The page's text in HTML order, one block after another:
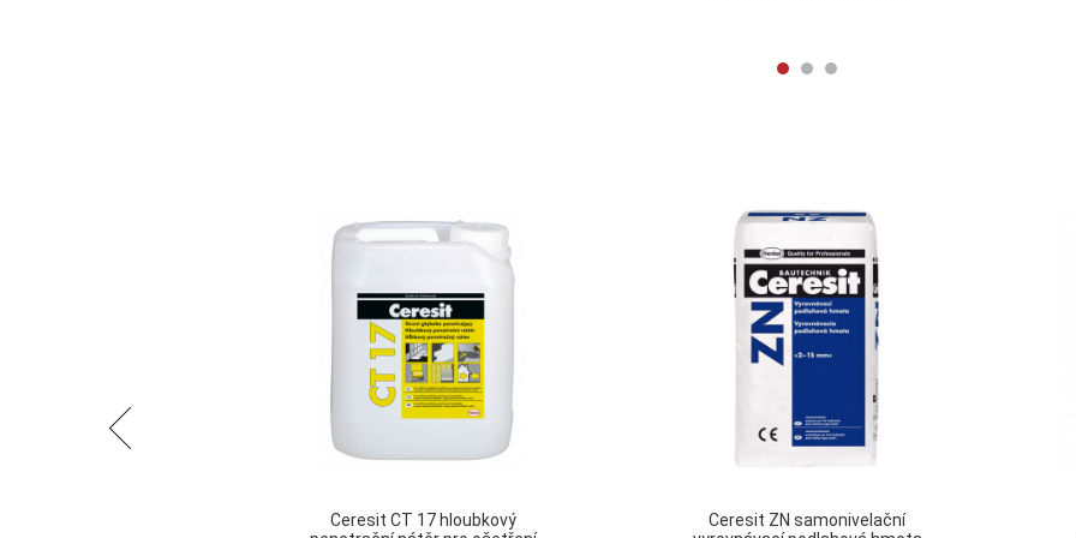
Ceresit CT 17 hloubkový
Ceresit ZN samonivelační